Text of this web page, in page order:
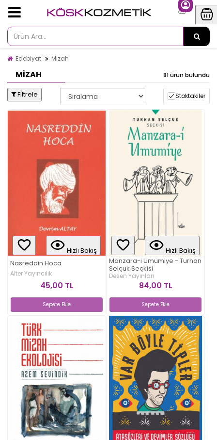
Edebiyat Mizah
MIZAH 81 ürün bulundu
Filtrele Stoktakiler
Hızlı Bakış
Nasreddin Hoca
Alter Yayıncılık
45,00 TL
Sepete Ekle
Hızlı Bakış
Manzara-i Umumiye - Turhan
Selçuk Seçkisi
Desen Yayınları
84,00 TL
Sepete Ekle